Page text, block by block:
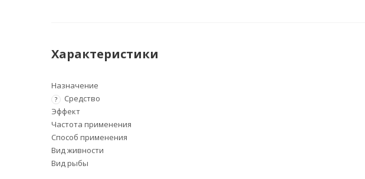
Характеристики
Назначение
? Средство
Эффект
Частота применения
Способ применения
Вид живности
Вид рыбы